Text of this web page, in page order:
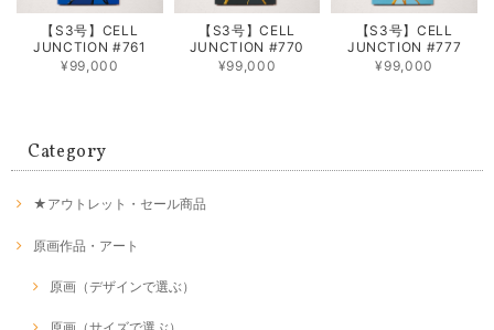
【S3号】CELL
JUNCTION #761
¥99,000
【S3号】CELL
JUNCTION #770
¥99,000
【S3号】CELL
JUNCTION #777
¥99,000
Category
★アウトレット・セール商品
原画作品・アート
原画（デザインで選ぶ）